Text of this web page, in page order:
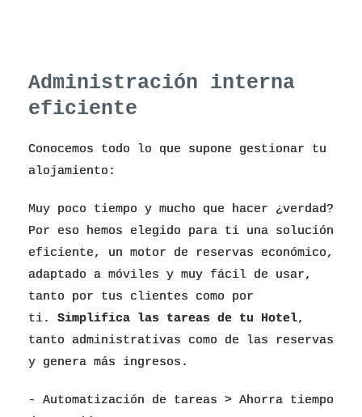
Administración interna
eficiente
Conocemos todo lo que supone gestionar tu
alojamiento:
Muy poco tiempo y mucho que hacer ¿verdad?
Por eso hemos elegido para ti una solución
eficiente, un motor de reservas económico,
adaptado a móviles y muy fácil de usar,
tanto por tus clientes como por
ti. Simplifica las tareas de tu Hotel,
tanto administrativas como de las reservas
y genera más ingresos.
- Automatización de tareas > Ahorra tiempo